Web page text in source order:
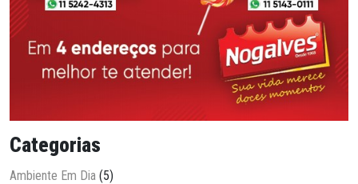
Categorias
Ambiente Em Dia (5)